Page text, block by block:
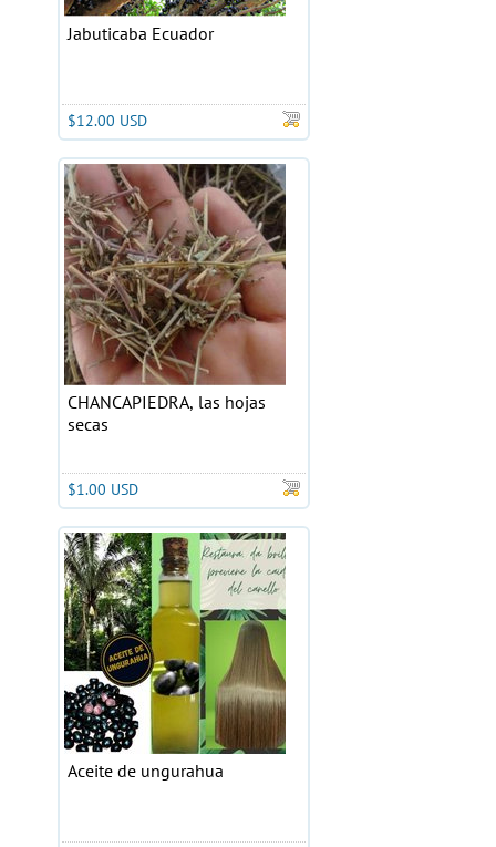
Jabuticaba Ecuador
$12.00 USD
CHANCAPIEDRA, las hojas
secas
$1.00 USD
Aceite de ungurahua